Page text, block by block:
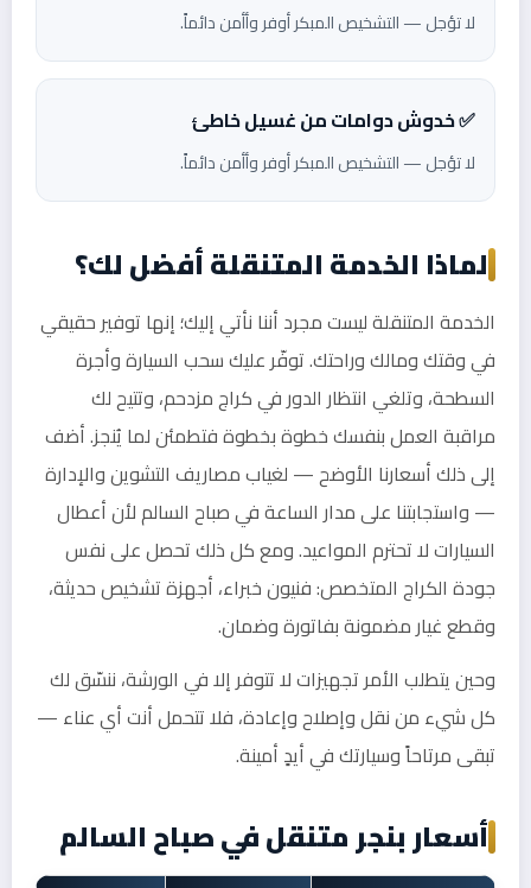
لا تؤجل — التشخيص المبكر أوفر وأأمن دائماً.
✅ خدوش دوامات من غسيل خاطئ
لا تؤجل — التشخيص المبكر أوفر وأأمن دائماً.
لماذا الخدمة المتنقلة أفضل لك؟
الخدمة المتنقلة ليست مجرد أننا نأتي إليك؛ إنها توفير حقيقي
في وقتك ومالك وراحتك. توفّر عليك سحب السيارة وأجرة
السطحة، وتلغي انتظار الدور في كراج مزدحم، وتتيح لك
مراقبة العمل بنفسك خطوة بخطوة فتطمئن لما يُنجز. أضف
إلى ذلك أسعارنا الأوضح — لغياب مصاريف التشوين والإدارة
— واستجابتنا على مدار الساعة في صباح السالم لأن أعطال
السيارات لا تحترم المواعيد. ومع كل ذلك تحصل على نفس
جودة الكراج المتخصص: فنيون خبراء، أجهزة تشخيص حديثة،
وقطع غيار مضمونة بفاتورة وضمان.
وحين يتطلب الأمر تجهيزات لا تتوفر إلا في الورشة، ننسّق لك
كل شيء من نقل وإصلاح وإعادة، فلا تتحمل أنت أي عناء —
تبقى مرتاحاً وسيارتك في أيدٍ أمينة.
أسعار بنجر متنقل في صباح السالم